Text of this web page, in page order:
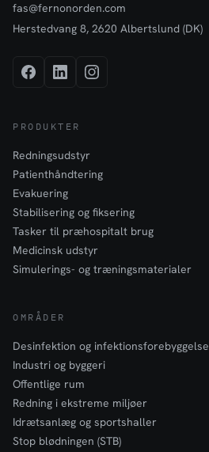
fas@fernonorden.com
Herstedvang 8, 2620 Albertslund (DK)
PRODUKTER
Redningsudstyr
Patienthåndtering
Evakuering
Stabilisering og fiksering
Tasker til præhospitalt brug
Medicinsk udstyr
Simulerings- og træningsmaterialer
OMRÅDER
Desinfektion og infektionsforebyggelse
Industri og byggeri
Offentlige rum
Redning i ekstreme miljøer
Idrætsanlæg og sportshaller
Stop blødningen (STB)